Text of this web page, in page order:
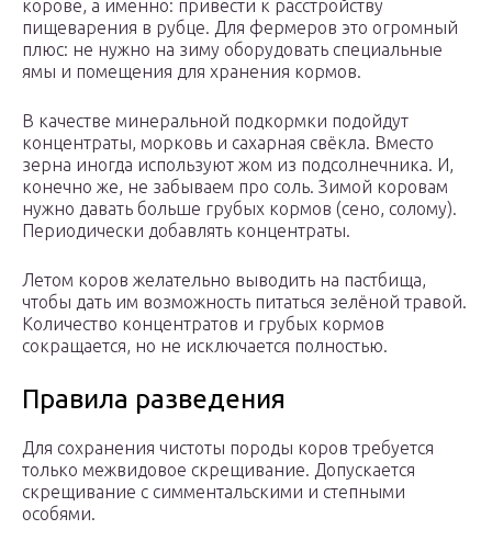
корове, а именно: привести к расстройству
пищеварения в рубце. Для фермеров это огромный
плюс: не нужно на зиму оборудовать специальные
ямы и помещения для хранения кормов.
В качестве минеральной подкормки подойдут
концентраты, морковь и сахарная свёкла. Вместо
зерна иногда используют жом из подсолнечника. И,
конечно же, не забываем про соль. Зимой коровам
нужно давать больше грубых кормов (сено, солому).
Периодически добавлять концентраты.
Летом коров желательно выводить на пастбища,
чтобы дать им возможность питаться зелёной травой.
Количество концентратов и грубых кормов
сокращается, но не исключается полностью.
Правила разведения
Для сохранения чистоты породы коров требуется
только межвидовое скрещивание. Допускается
скрещивание с симментальскими и степными
особями.